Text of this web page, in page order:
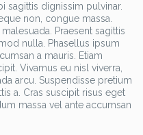
sagittis dignissim pulvinar.
non, congue massa.
Praesent sagittis
nulla. Phasellus ipsum
a mauris. Etiam
Vivamus eu nisl viverra,
arcu. Suspendisse pretium
a. Cras suscipit risus eget
massa vel ante accumsan